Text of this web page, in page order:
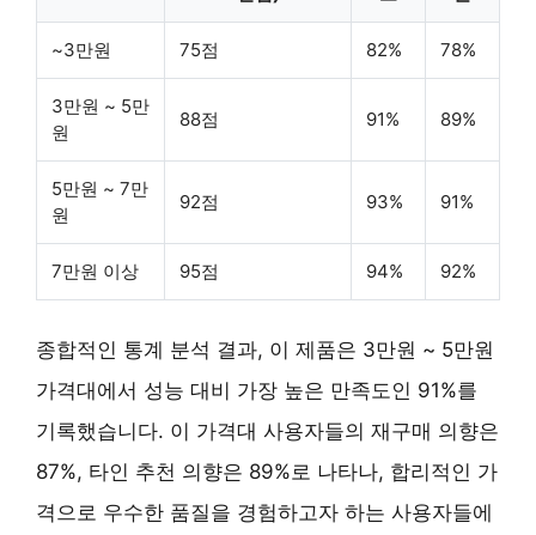
~3만원 75점 82% 78%
3만원 ~ 5만
원
88점 91% 89%
5만원 ~ 7만
원
92점 93% 91%
7만원 이상 95점 94% 92%
종합적인 통계 분석 결과, 이 제품은 3만원 ~ 5만원
가격대에서 성능 대비 가장 높은 만족도인 91%를
기록했습니다. 이 가격대 사용자들의 재구매 의향은
87%, 타인 추천 의향은 89%로 나타나, 합리적인 가
격으로 우수한 품질을 경험하고자 하는 사용자들에